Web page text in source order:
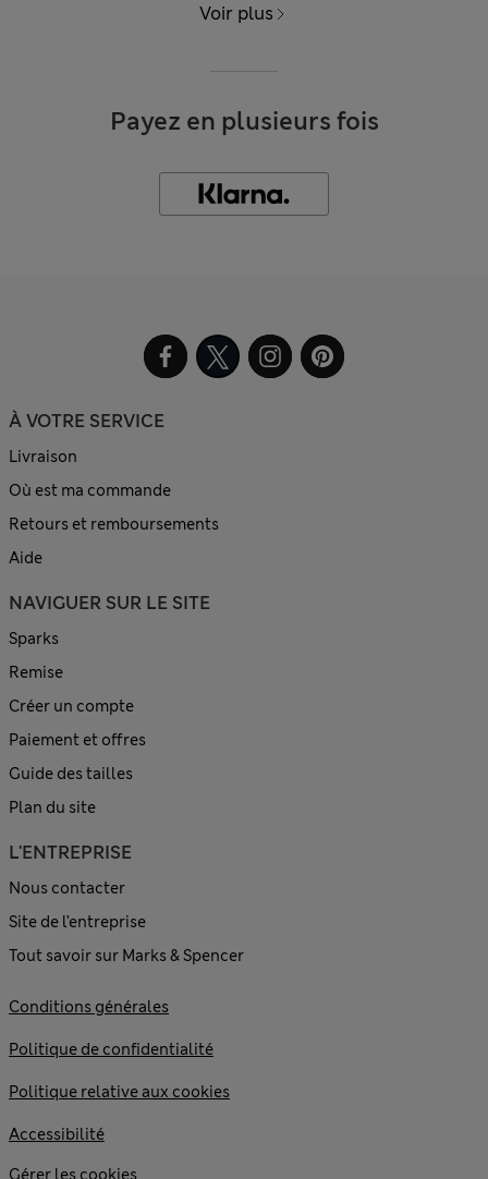
Voir plus
Payez en plusieurs fois
À VOTRE SERVICE
Livraison
Où est ma commande
Retours et remboursements
Aide
NAVIGUER SUR LE SITE
Sparks
Remise
Créer un compte
Paiement et offres
Guide des tailles
Plan du site
L'ENTREPRISE
Nous contacter
Site de l’entreprise
Tout savoir sur Marks & Spencer
Conditions générales
Politique de confidentialité
Politique relative aux cookies
Accessibilité
Gérer les cookies